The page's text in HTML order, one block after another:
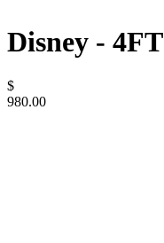
Disney - 4FT
$
980.00